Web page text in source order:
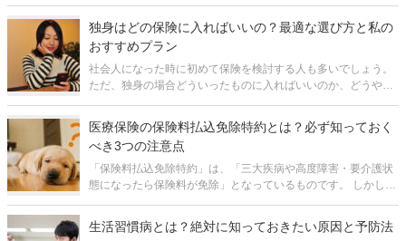
一時金が受取れるというものですが、これはどの医療保険にも
付いています。 医
独身はどの保険に入ればいいの？最適な選び方と私の
おすすめプラン
社会人になった時に初めて保険を検討する人も多いでしょう。
ただ、独身の場合どういったものに入ればいいのか、どうやっ
きな死亡保障は必要ありません。医療保険を中心で考えます。
特に、今営業マンに勧めら
医療保険の保険料払込免除特約とは？必ず知っておく
べき3つの注意点
「保険料払込免除特約」は、「三大疾病や高度障害・要介護状
態になったら保険料が免除」となっているものです。 しかし、
て、約款を全て読む人はほとんどいないので、勘違いしたまま
特約を付加してしまう方も
生活習慣病とは？絶対に知っておきたい原因と予防法